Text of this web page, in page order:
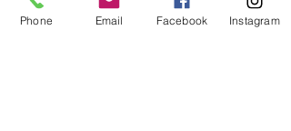
Phone Email Facebook Instagram